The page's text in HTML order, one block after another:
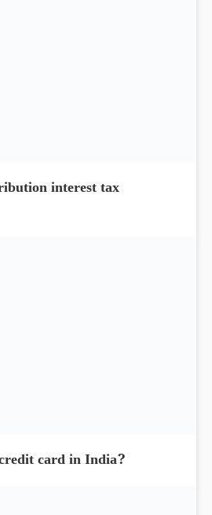
interest tax
card in India?